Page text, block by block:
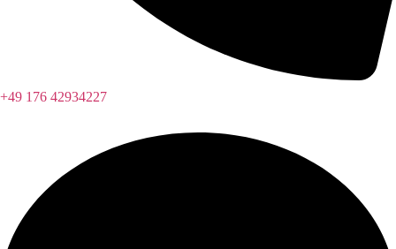
+49 176 42934227